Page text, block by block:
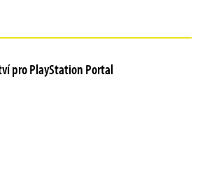
pro PlayStation Portal